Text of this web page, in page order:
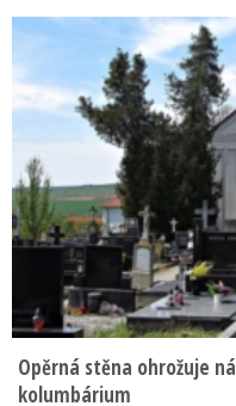
Opěrná stěna ohrožuje
kolumbárium